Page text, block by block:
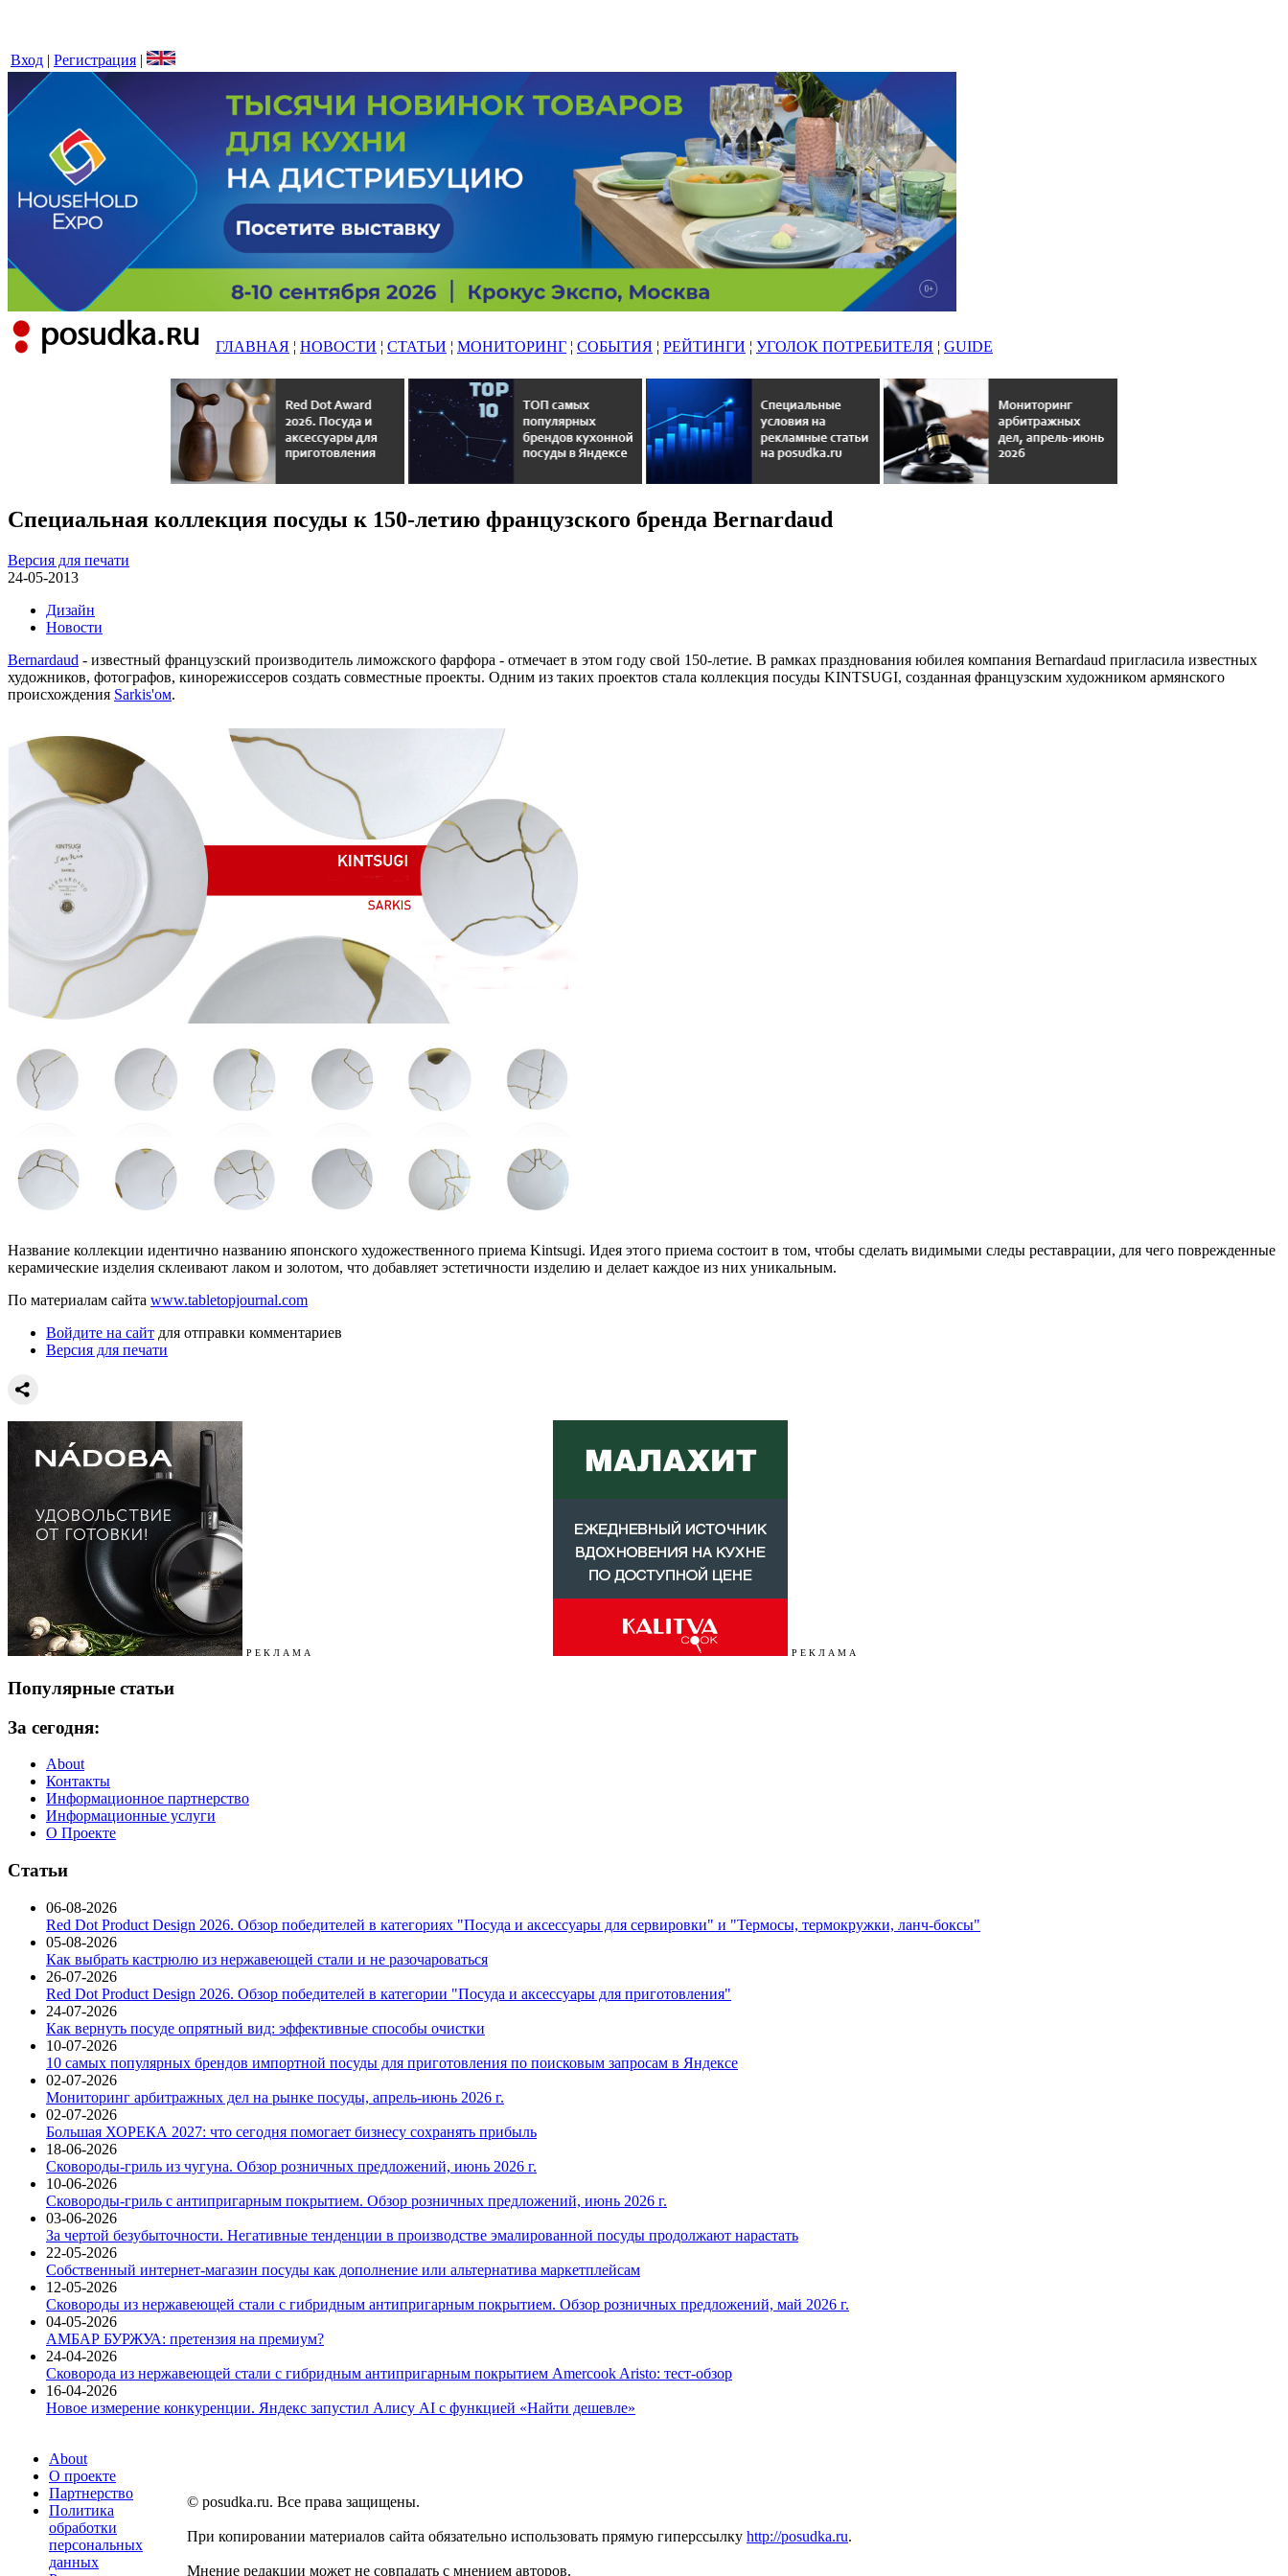
Вход | Регистрация |
ГЛАВНАЯ ¦ НОВОСТИ ¦ СТАТЬИ ¦ МОНИТОРИНГ ¦ СОБЫТИЯ ¦ РЕЙТИНГИ ¦ УГОЛОК ПОТРЕБИТЕЛЯ ¦ GUIDE
Специальная коллекция посуды к 150-летию французского бренда Bernardaud
Версия для печати
24-05-2013
Дизайн
Новости
Bernardaud - известный французский производитель лиможского фарфора - отмечает в этом году свой 150-летие. В рамках празднования юбилея компания Bernardaud пригласила известных
художников, фотографов, кинорежиссеров создать совместные проекты. Одним из таких проектов стала коллекция посуды KINTSUGI, созданная французским художником армянского
происхождения Sarkis'ом.
Название коллекции идентично названию японского художественного приема Kintsugi. Идея этого приема состоит в том, чтобы сделать видимыми следы реставрации, для чего поврежденные
керамические изделия склеивают лаком и золотом, что добавляет эстетичности изделию и делает каждое из них уникальным.
По материалам сайта www.tabletopjournal.com
Войдите на сайт для отправки комментариев
Версия для печати
Р Е К Л А М А Р Е К Л А М А
Популярные статьи
За сегодня:
About
Контакты
Информационное партнерство
Информационные услуги
О Проекте
Статьи
06-08-2026
Red Dot Product Design 2026. Обзор победителей в категориях "Посуда и аксессуары для сервировки" и "Термосы, термокружки, ланч-боксы"
05-08-2026
Как выбрать кастрюлю из нержавеющей стали и не разочароваться
26-07-2026
Red Dot Product Design 2026. Обзор победителей в категории "Посуда и аксессуары для приготовления"
24-07-2026
Как вернуть посуде опрятный вид: эффективные способы очистки
10-07-2026
10 самых популярных брендов импортной посуды для приготовления по поисковым запросам в Яндексе
02-07-2026
Мониторинг арбитражных дел на рынке посуды, апрель-июнь 2026 г.
02-07-2026
Большая ХОРЕКА 2027: что сегодня помогает бизнесу сохранять прибыль
18-06-2026
Сковороды-гриль из чугуна. Обзор розничных предложений, июнь 2026 г.
10-06-2026
Сковороды-гриль с антипригарным покрытием. Обзор розничных предложений, июнь 2026 г.
03-06-2026
За чертой безубыточности. Негативные тенденции в производстве эмалированной посуды продолжают нарастать
22-05-2026
Собственный интернет-магазин посуды как дополнение или альтернатива маркетплейсам
12-05-2026
Сковороды из нержавеющей стали с гибридным антипригарным покрытием. Обзор розничных предложений, май 2026 г.
04-05-2026
АМБАР БУРЖУА: претензия на премиум?
24-04-2026
Сковорода из нержавеющей стали с гибридным антипригарным покрытием Amercook Aristo: тест-обзор
16-04-2026
Новое измерение конкуренции. Яндекс запустил Алису AI с функцией «Найти дешевле»
About
О проекте
Партнерство
Политика
обработки
персональных
данных
© posudka.ru. Все права защищены.
При копировании материалов сайта обязательно использовать прямую гиперссылку http://posudka.ru.
Мнение редакции может не совпадать с мнением авторов.